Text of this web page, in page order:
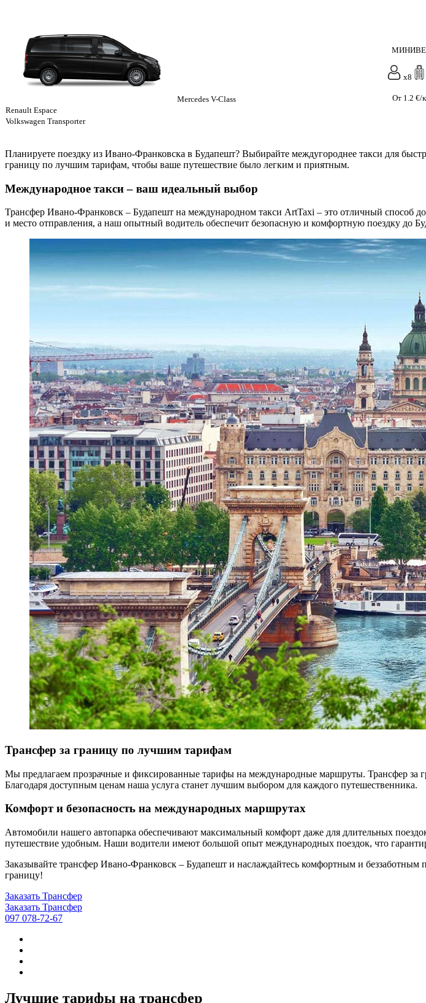
Mercedes V-Class
Renault Espace
Volkswagen Transporter
x8
От 1.2 €/
Планируете поездку из Ивано-Франковска в Будапешт? Выбирайте междугороднее такси для
границу по лучшим тарифам, чтобы ваше путешествие было легким и приятным.
Международное такси – ваш идеальный выбор
Трансфер Ивано-Франковск – Будапешт на международном такси ArtTaxi – это отличный способ
и место отправления, а наш опытный водитель обеспечит безопасную и комфортную поездку до
Трансфер за границу по лучшим тарифам
Мы предлагаем прозрачные и фиксированные тарифы на международные маршруты. Трансфер за
Благодаря доступным ценам наша услуга станет лучшим выбором для каждого путешественника.
Комфорт и безопасность на международных маршрутах
Автомобили нашего автопарка обеспечивают максимальный комфорт даже для длительных
путешествие удобным. Наши водители имеют большой опыт международных поездок, что
Заказывайте трансфер Ивано-Франковск – Будапешт и наслаждайтесь комфортным и
границу!
Заказать Трансфер
Заказать Трансфер
097 078-72-67
Лучшие тарифы на трансфер